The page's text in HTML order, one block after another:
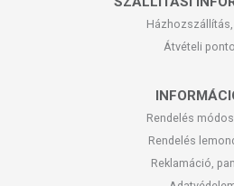
Átvételi
Rendelés
Rendelés
Reklamáció,